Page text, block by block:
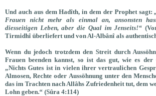
Und auch aus dem Hadîth, in dem der Prophet sagt:
Frauen nicht mehr als einmal an, ansonsten
diesseitigen Leben, aber die Qual im Jenseits!“
Tirmidhî überliefert und von Al-Albânî als
Wenn du jedoch trotzdem den Streit durch
Frauen beenden kannst, so ist das gut, wie es
„Nichts Gutes ist in vielen ihrer vertraulichen
Almosen, Rechte oder Aussöhnung unter den
das im Trachten nach Allâhs Zufriedenheit tut, dem
Lohn geben.“ (Sûra 4:114)